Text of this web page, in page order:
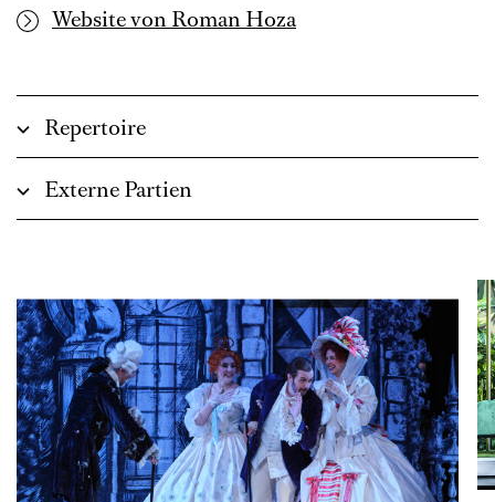
Website von Roman Hoza
Repertoire
Externe Partien